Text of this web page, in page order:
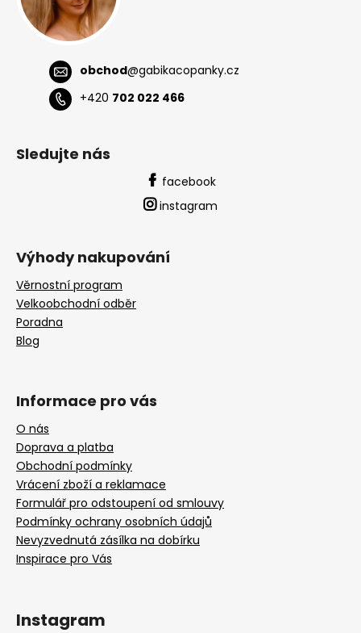
obchod@gabikacopanky.cz
+420 702 022 466
Sledujte nás
facebook
instagram
Výhody nakupování
Věrnostní program
Velkoobchodní odběr
Poradna
Blog
Informace pro vás
O nás
Doprava a platba
Obchodní podmínky
Vrácení zboží a reklamace
Formulář pro odstoupení od smlouvy
Podmínky ochrany osobních údajů
Nevyzvednutá zásílka na dobírku
Inspirace pro Vás
Instagram